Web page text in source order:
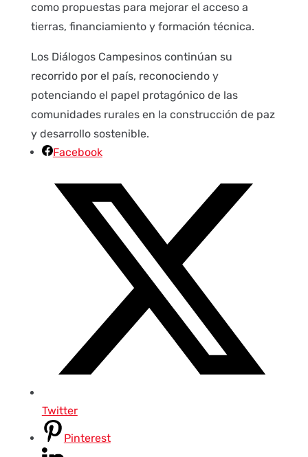
como propuestas para mejorar el acceso a
tierras, financiamiento y formación técnica.
Los Diálogos Campesinos continúan su
recorrido por el país, reconociendo y
potenciando el papel protagónico de las
comunidades rurales en la construcción de paz
y desarrollo sostenible.
Facebook
Twitter
Pinterest